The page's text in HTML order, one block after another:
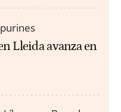
Lleida avanza en